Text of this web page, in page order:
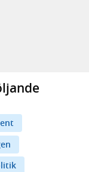
webbplats,
webbplats,